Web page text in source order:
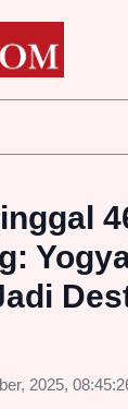
2025,